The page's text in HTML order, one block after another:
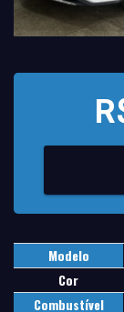
Modelo
Cor
Combustível